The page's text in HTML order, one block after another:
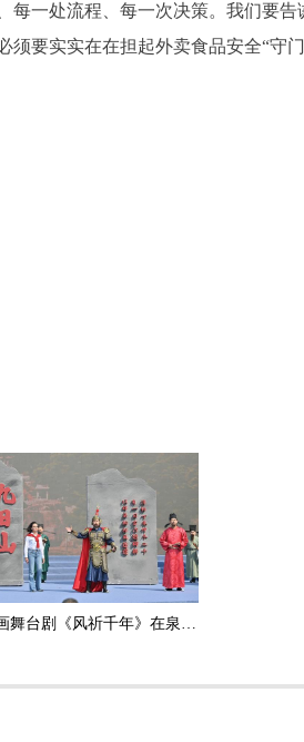
每一处流程、每一次决策。我们要告
须要实实在在担起外卖食品安全“守门
大型音诗画舞台剧《风祈千年》在泉州南安九日山首演